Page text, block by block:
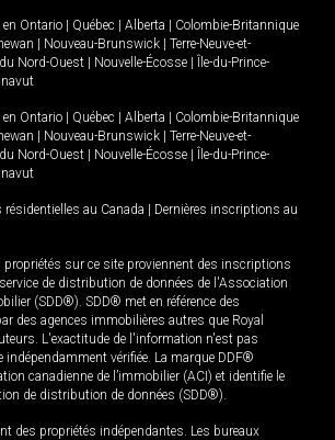
Ontario Québec Alberta
Colombie-Britannique
Nouveau-Brunswick
Terre-Neuve-et-
Nord-Ouest Nouvelle-Écosse
Île-du-Prince-
Ontario Québec Alberta
Colombie-Britannique
Nouveau-Brunswick
Terre-Neuve-et-
Nord-Ouest Nouvelle-Écosse
Île-du-Prince-
au Canada
Dernières inscriptions au
sur ce site proviennent des inscriptions
de distribution de données de l'Association
(SDD®). SDD® met en référence des
des agences immobilières autres que Royal
L'exactitude de l'information n'est pas
indépendamment vérifiée. La marque DDF®
canadienne de l’immobilier (ACI) et identifie le
de distribution de données (SDD®).
des propriétés indépendantes. Les bureaux